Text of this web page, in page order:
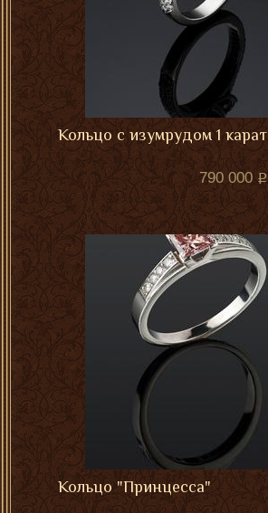
Кольцо с изумрудом 1 карат
790 000
Кольцо "Принцесса"